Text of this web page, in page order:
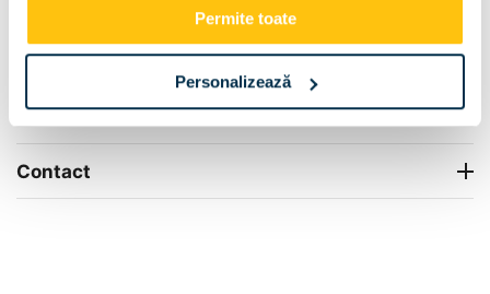
Permite toate
Personalizează
Info Center
Livrare
Contact